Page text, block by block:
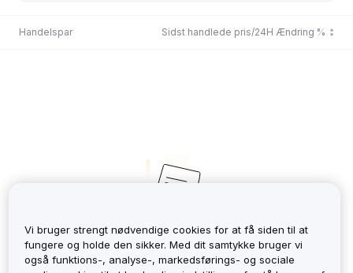
Handelspar Sidst handlede pris/24H Ændring %
No Records
Vi bruger strengt nødvendige cookies for at få siden til at
fungere og holde den sikker. Med dit samtykke bruger vi
også funktions-, analyse-, markedsførings- og sociale